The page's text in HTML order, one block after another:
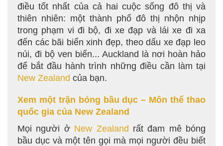
điều tốt nhất của cả hai cuộc sống đô thị và
thiên nhiên: một thành phố đô thị nhộn nhịp
trong phạm vi đi bộ, đi xe đạp và lái xe đi xa
đến các bãi biển xinh đẹp, theo dấu xe đạp leo
núi, đi bộ ven biển... Auckland là nơi hoàn hảo
để bắt đầu hành trình những điều cần làm tại
New Zealand của bạn.
Xem một trận bóng bầu dục – Môn thể thao
quốc gia của New Zealand
Mọi người ở New Zealand rất đam mê bóng
bầu dục và một tên gọi mà mọi người đều biết